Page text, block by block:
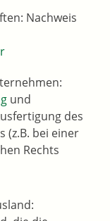
Nachweis
und
des
(z.B. bei einer
Rechts